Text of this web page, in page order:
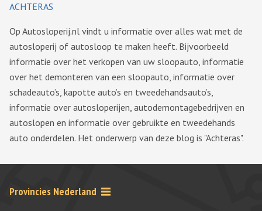
ACHTERAS
Op Autosloperij.nl vindt u informatie over alles wat met de
autosloperij of autosloop te maken heeft. Bijvoorbeeld
informatie over het verkopen van uw sloopauto, informatie
over het demonteren van een sloopauto, informatie over
schadeauto’s, kapotte auto’s en tweedehandsauto’s,
informatie over autosloperijen, autodemontagebedrijven en
autoslopen en informatie over gebruikte en tweedehands
auto onderdelen. Het onderwerp van deze blog is "Achteras".
Provincies Nederland